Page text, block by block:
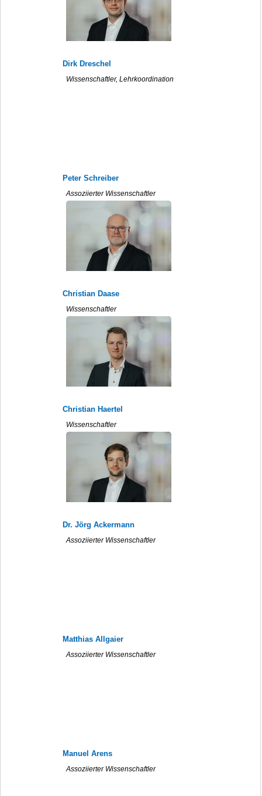
Dirk Dreschel
Wissenschaftler, Lehrkoordination
Peter Schreiber
Assoziierter Wissenschaftler
Christian Daase
Wissenschaftler
Christian Haertel
Wissenschaftler
Dr. Jörg Ackermann
Assoziierter Wissenschaftler
Matthias Allgaier
Assoziierter Wissenschaftler
Manuel Arens
Assoziierter Wissenschaftler